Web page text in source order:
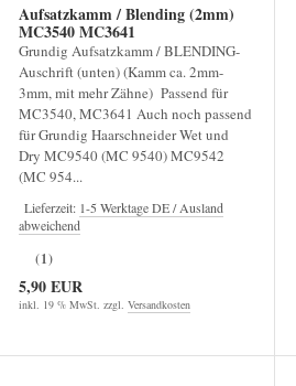
Aufsatzkamm / Blending (2mm)
MC3540 MC3641
Grundig Aufsatzkamm / BLENDING-
Auschrift (unten) (Kamm ca. 2mm-
3mm, mit mehr Zähne) Passend für
MC3540, MC3641 Auch noch passend
für Grundig Haarschneider Wet und
Dry MC9540 (MC 9540) MC9542
(MC 954...
Lieferzeit: 1-5 Werktage DE / Ausland
abweichend
(1)
5,90 EUR
inkl. 19 % MwSt. zzgl. Versandkosten